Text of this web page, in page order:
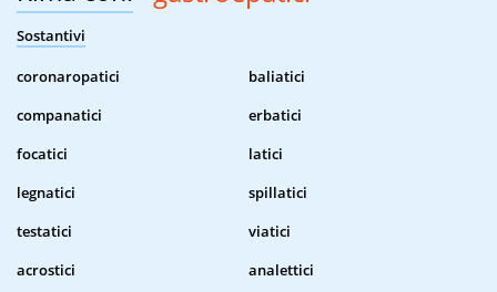
Sostantivi
coronaropatici
baliatici
companatici
erbatici
focatici
latici
legnatici
spillatici
testatici
viatici
acrostici
analettici